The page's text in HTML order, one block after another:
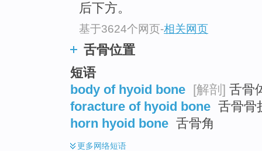
后下方。
基于3624个网页-相关网页
舌骨位置
短语
body of hyoid bone [解剖] 舌骨
foracture of hyoid bone 舌骨骨
horn hyoid bone 舌骨角
更多网络短语